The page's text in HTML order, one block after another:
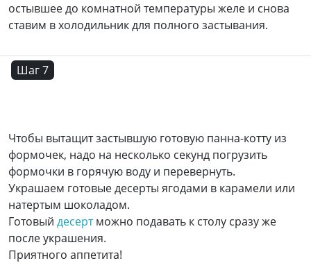
остывшее до комнатной температуры желе и снова
ставим в холодильник для полного застывания.
Шаг 7
Чтобы вытащит застывшую готовую панна-котту из
формочек, надо на несколько секунд погрузить
формочки в горячую воду и перевернуть.
Украшаем готовые десерты ягодами в карамели или
натертым шоколадом.
Готовый десертможно подавать к столу сразу же
после украшения.
Приятного аппетита!